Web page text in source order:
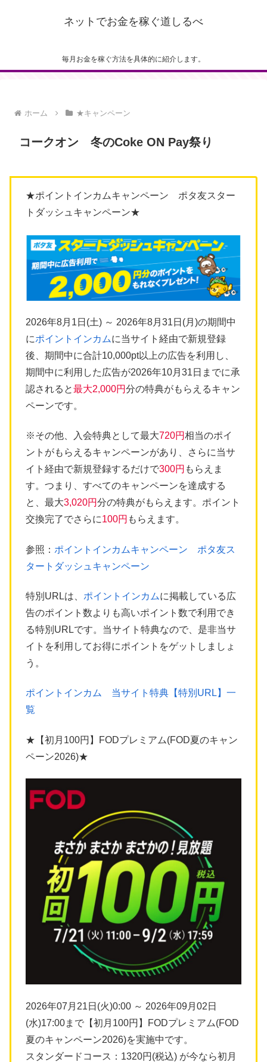
ネットでお金を稼ぐ道しるべ
毎月お金を稼ぐ方法を具体的に紹介します。
ホーム ★キャンペーン
コークオン 冬のCoke ON Pay祭り
★ポイントインカムキャンペーン ポタ友スター
トダッシュキャンペーン★
2026年8月1日(土) ～ 2026年8月31日(月)の期間中
にポイントインカムに当サイト経由で新規登録
後、期間中に合計10,000pt以上の広告を利用し、
期間中に利用した広告が2026年10月31日までに承
認されると最大2,000円分の特典がもらえるキャン
ペーンです。
※その他、入会特典として最大720円相当のポイ
ントがもらえるキャンペーンがあり、さらに当サ
イト経由で新規登録するだけで300円 もらえま
す。つまり、すべてのキャンペーンを達成する
と、最大3,020円分の特典がもらえます。ポイント
交換完了でさらに100円 もらえます。
参照： ポイントインカムキャンペーン ポタ友ス
タートダッシュキャンペーン
特別URLは、 ポイントインカムに掲載している広
告のポイント数よりも高いポイント数で利用でき
る特別URLです。当サイト特典なので、是非当サ
イトを利用してお得にポイントをゲットしましょ
う。
ポイントインカム 当サイト特典【特別URL】一
覧
★【初月100円】FODプレミアム(FOD夏のキャン
ペーン2026)★
2026年07月21日(火)0:00 ～ 2026年09月02日
(水)17:00まで【初月100円】FODプレミアム(FOD
夏のキャンペーン2026)を実施中です。
スタンダードコース：1320円(税込) が今なら初月